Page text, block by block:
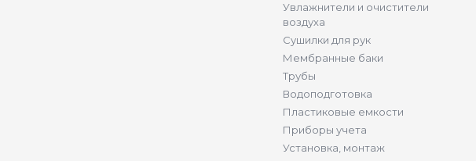
Увлажнители и очистители
воздуха
Сушилки для рук
Мембранные баки
Трубы
Водоподготовка
Пластиковые емкости
Приборы учета
Установка, монтаж